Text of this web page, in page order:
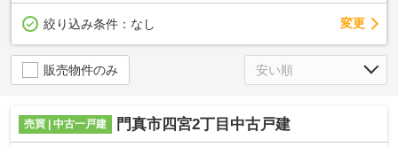
絞り込み条件： なし 変更
販売物件のみ
売買 | 中古一戸建 門真市四宮2丁目中古戸建